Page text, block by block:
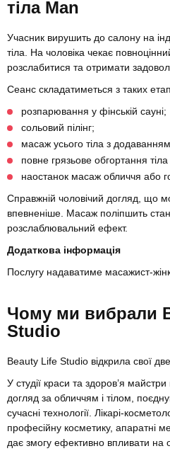
тіла Man
Учасник вирушить до салону на
тіла. На чоловіка чекає
розслабитися та отримати
Сеанс складатиметься з таких
розпарювання у фінській сауні;
сольовий пілінг;
масаж усього тіла з
повне грязьове обгортання
наостанок масаж обличчя або
Справжній чоловічий догляд, що
впевненіше. Масаж поліпшить
розслаблювальний ефект.
Додаткова інформація
Послугу надаватиме масажист-
Чому ми вибрали
Studio
Beauty Life Studio відкрила свої
У студії краси та здоров’я
догляд за обличчям і тілом,
сучасні технології. Лікарі-
професійну косметику, апаратні
дає змогу ефективно впливати на